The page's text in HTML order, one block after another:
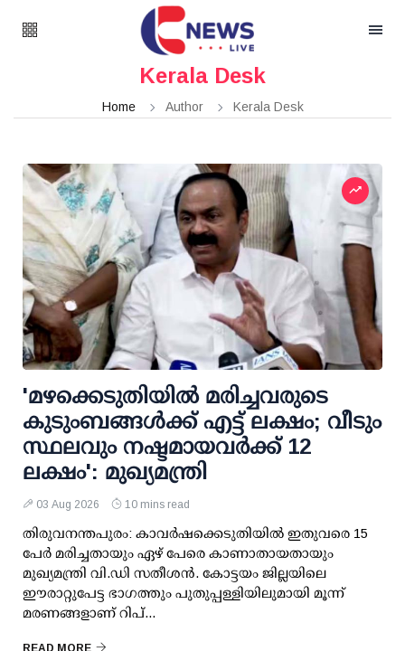
Kerala Desk
Home Author Kerala Desk
'മഴക്കെടുതിയില്‍ മരിച്ചവരുടെ
കുടുംബങ്ങള്‍ക്ക് എട്ട് ലക്ഷം; വീടും
സ്ഥലവും നഷ്ടമായവര്‍ക്ക് 12
ലക്ഷം': മുഖ്യമന്ത്രി
03 Aug 2026 10 mins read
തിരുവനന്തപുരം: കാവര്‍ഷക്കെടുതിയില്‍ ഇതുവരെ 15
പേര്‍ മരിച്ചതായും ഏഴ് പേരെ കാണാതായതായും
മുഖ്യമന്ത്രി വി.ഡി സതീശന്‍. കോട്ടയം ജില്ലയിലെ
ഈരാറ്റുപേട്ട ഭാഗത്തും പുതുപ്പള്ളിയിലുമായി മൂന്ന്
മരണങ്ങളാണ് റിപ്...
READ MORE